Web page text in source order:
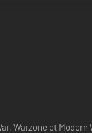
Warzone et